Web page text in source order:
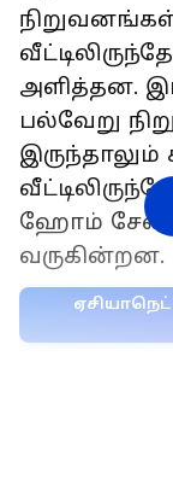
அளித்தன.
பல்வேறு
ஹோம்
வருகின்றன.